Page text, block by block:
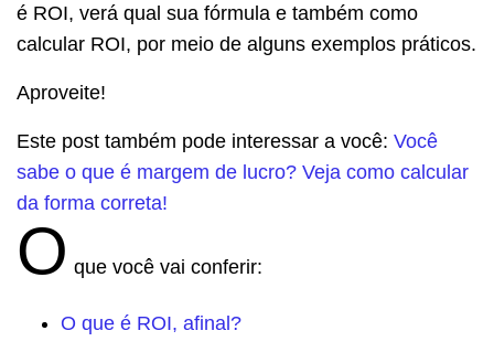
é ROI, verá qual sua fórmula e também como
calcular ROI, por meio de alguns exemplos práticos.
Aproveite!
Este post também pode interessar a você: Você
sabe o que é margem de lucro? Veja como calcular
da forma correta!
O que você vai conferir:
O que é ROI, afinal?